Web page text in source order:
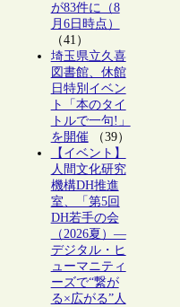
が83件に（8
月6日時点）
（41）
埼玉県立久喜
図書館、休館
日特別イベン
ト「本のタイ
トルで一句!」
を開催（39）
【イベント】
人間文化研究
機構DH推進
室、「第5回
DH若手の会
（2026夏）―
デジタル・ヒ
ューマニティ
ーズで“繋が
る×広がる”人